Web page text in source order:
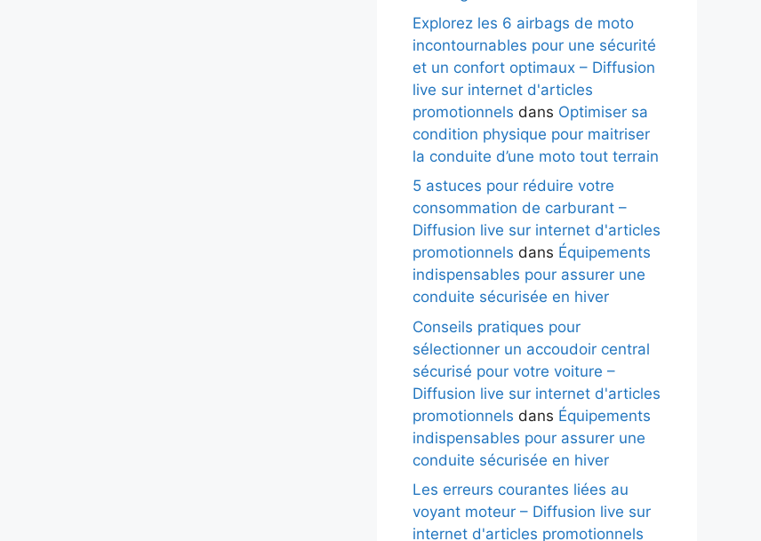
Explorez les 6 airbags de moto
incontournables pour une sécurité
et un confort optimaux – Diffusion
live sur internet d'articles
promotionnels dans Optimiser sa
condition physique pour maitriser
la conduite d’une moto tout terrain
5 astuces pour réduire votre
consommation de carburant –
Diffusion live sur internet d'articles
promotionnels dans Équipements
indispensables pour assurer une
conduite sécurisée en hiver
Conseils pratiques pour
sélectionner un accoudoir central
sécurisé pour votre voiture –
Diffusion live sur internet d'articles
promotionnels dans Équipements
indispensables pour assurer une
conduite sécurisée en hiver
Les erreurs courantes liées au
voyant moteur – Diffusion live sur
internet d'articles promotionnels